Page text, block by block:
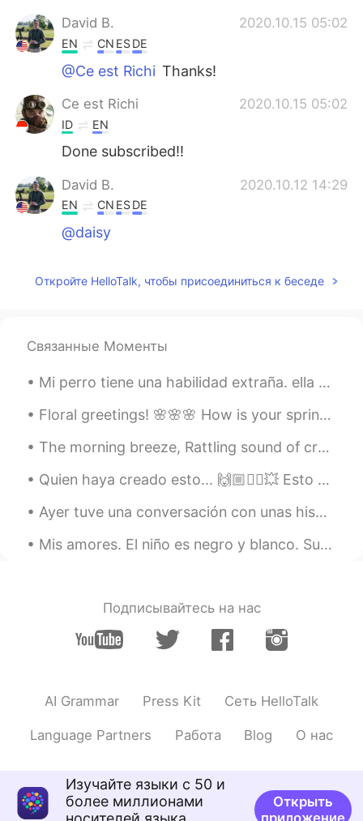
David B. 2020.10.15 05:02
EN CN ESDE
@Ce est Richi Thanks!
Ce est Richi 2020.10.15 05:02
ID EN
Done subscribed!!
David B. 2020.10.12 14:29
EN CN ESDE
@daisy
Откройте HelloTalk, чтобы присоединиться к беседе
Связанные Моменты
Mi perro tiene una habilidad extraña. ella es buena para equilibrar las cosas en su cuerpo y cami...
Floral greetings! 🌸🌸🌸 How is your spring mood? I hope you devote some time to enjoy the flowerin...
The morning breeze, Rattling sound of crushed twigs, Walking into the mist, What a lovely day it ...
Quien haya creado esto... 🙌🏼✊🏼💥 Esto es útil para los estudiantes de inglés y español. Tus erro...
Ayer tuve una conversación con unas hispanohablantes que se confundían sobre la pronunciación de ...
Mis amores. El niño es negro y blanco. Su nombre is Baby. Mi otra gato es una niña y su nombre es...
Подписывайтесь на нас
AI Grammar Press Kit Сеть HelloTalk
Language Partners Работа Blog О нас
Изучайте языки с 50 и
более миллионами
Открыть